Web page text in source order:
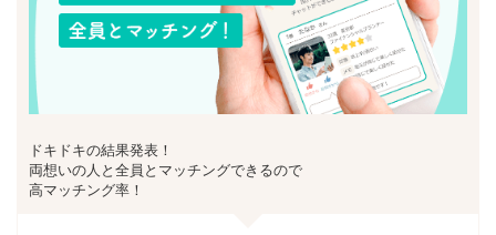
ドキドキの結果発表！
両想いの人と全員とマッチングできるので
高マッチング率！